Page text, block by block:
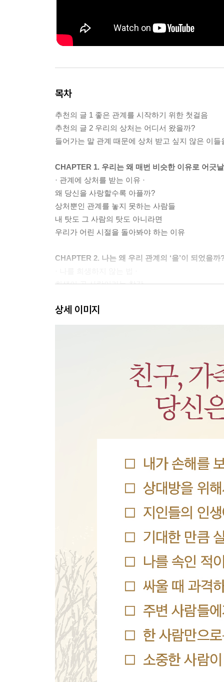
목차
추천의 글 1 좋은 관계를 시작하기 위한 첫걸음
추천의 글 2 우리의 상처는 어디서 왔을까?
들어가는 말 관계 때문에 상처 받고 싶지 않은 이들
CHAPTER 1. 우리는 왜 매번 비슷한 이유로 어긋
· 관계에 상처를 받는 이유 ·
왜 당신을 사랑할수록 아플까?
상처뿐인 관계를 놓지 못하는 사람들
내 탓도 그 사람의 탓도 아니라면
우리가 어린 시절을 돌아봐야 하는 이유
CHAPTER 2. 나는 왜 우리 관계의 ‘을’이 되었을까
희생이 곧 사랑이라는 착각
쓸모가 있어야 사랑받을 수 있다?
무조건 희생하는 사람이 기억해야 할 두 가지 말
CHAPTER 3. 나는 왜 그 사람이 한심하게 느껴질
“날 좋아한다면 이 정도는 해야지!”
나만 애쓴다는 착각
사실은 당신도 완벽을 원하지 않는다
CHAPTER 4. 우리는 왜 미움을 사랑이라 착각하
· 마음속 분노를 멈추는 법 ·
나는 언제부터 걸어 다니는 시한폭탄이 되었을까?
매번 참는 사람이 가장 무섭다는 이유
감정이 고장 난 어른을 만드는 가장 결정적인 원인
어디에도 잘못된 감정은 없다
왜 화를 참아도, 참지 않아도 찜찜한 걸까?
타인에게 건강하게 화내는 4가지 방법
CHAPTER 5. 나는 왜 다른 사람을 믿지 못할까?
· 관계 속 신뢰를 쌓는 법 ·
신뢰를 주지 못하는 당신은 유죄다!
“밑 빠진 독에 물을 채우는 느낌이에요”
믿음직한 부모가 아이에게 중요한 이유
상세 이미지